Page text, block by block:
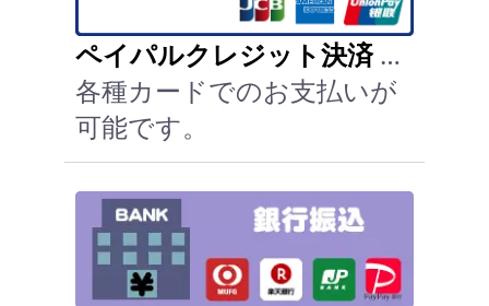
ペイパルクレジット決済…
各種カードでのお支払いが
可能です。